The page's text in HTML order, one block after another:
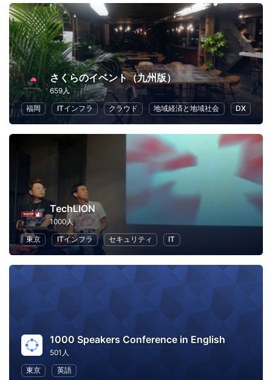
さくらのイベント（九州版）
659人
福岡
ITインフラ クラウド 地域経済と地域社会 DX
TechLION
1000人
東京
ITインフラ セキュリティ IT
1000 Speakers Conference in English
501人
東京
英語